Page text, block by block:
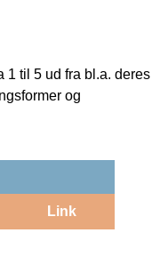
1 til 5 ud fra bl.a. deres
og
Link